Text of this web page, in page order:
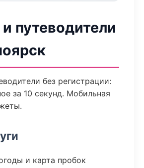
путеводители
без регистрации:
за 10 секунд. Мобильная
и карта пробок